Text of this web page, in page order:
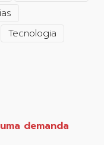
Tecnologia
demanda